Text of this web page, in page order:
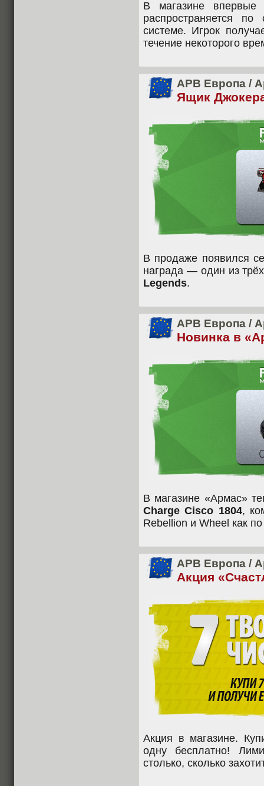
В магазине впервые
распространяется
системе. Игрок
течение некоторого
APB Европа /
Ящик
В продаже появился
награда — один из
Legends.
APB Европа /
Новинка в
В магазине «Армас»
Charge Cisco 1804,
Rebellion и Wheel как
APB Европа /
Акция
Акция в магазине.
одну бесплатно!
столько, сколько